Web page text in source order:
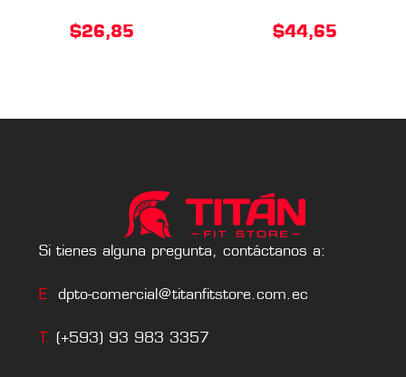
$26,85 $44,65
Si tienes alguna pregunta, contáctanos a:
E. dpto-comercial@titanfitstore.com.ec
T. (+593) 93 983 3357